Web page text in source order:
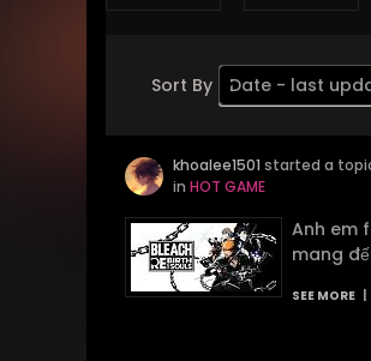
Sort By Date - last
Order Descending
khoalee1501 started a
in HOT GAME
Anh em
mang
SEE MORE